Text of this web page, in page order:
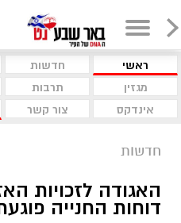
ראשי חדשות
מגזין
תרבות
אינדקס
צור קשר
חדשות
האגודה לזכויות
דוחות החנייה